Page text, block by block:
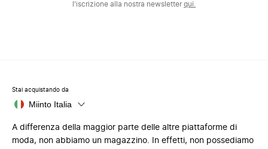
l'iscrizione alla nostra newsletterqui.
Stai acquistando da
Miinto Italia
A differenza della maggior parte delle altre piattaforme di
moda, non abbiamo un magazzino. In effetti, non possediamo